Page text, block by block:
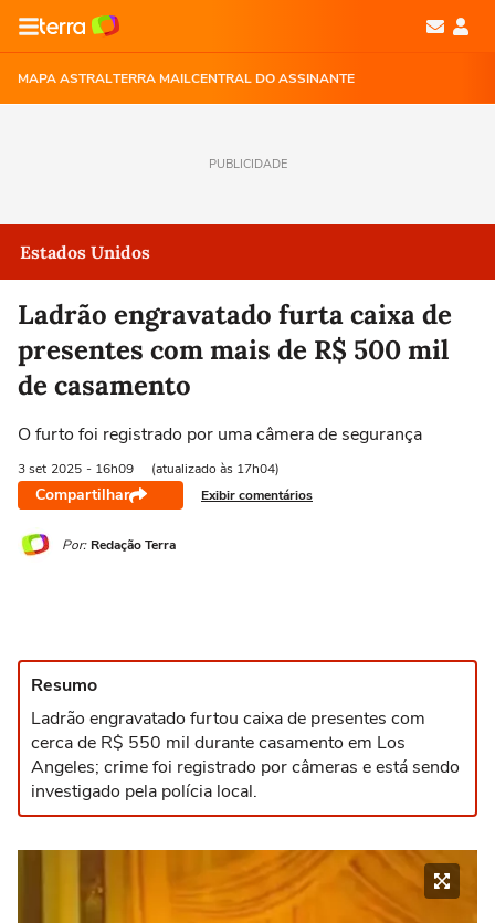
MAPA ASTRALTERRA MAILCENTRAL DO ASSINANTE
PUBLICIDADE
Estados Unidos
Ladrão engravatado furta caixa de
presentes com mais de R$ 500 mil
de casamento
O furto foi registrado por uma câmera de segurança
3 set 2025 - 16h09 (atualizado às 17h04)
Compartilhar Exibir comentários
Por: Redação Terra
Resumo
Ladrão engravatado furtou caixa de presentes com
cerca de R$ 550 mil durante casamento em Los
Angeles; crime foi registrado por câmeras e está sendo
investigado pela polícia local.